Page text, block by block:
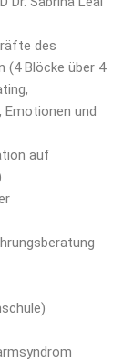
des
(4 Blöcke über 4
Emotionen und
auf